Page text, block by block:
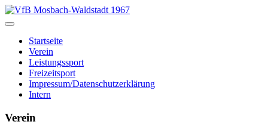
Startseite
Verein
Leistungssport
Freizeitsport
Impressum/Datenschutzerklärung
Intern
Verein